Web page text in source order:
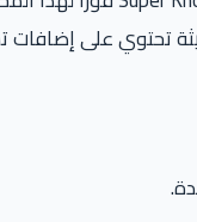
تحتوي على إضافات